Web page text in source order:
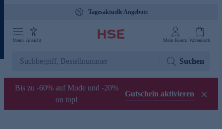
Tagesaktuelle Angebote
Menü Ansicht Mein Konto Warenkorb
Suchen
Bis zu -60% auf Mode und -20%
on top!
Gutschein aktivieren